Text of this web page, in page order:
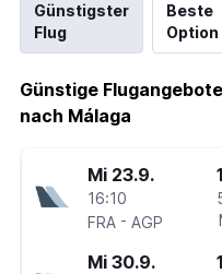
Günstigster
Flug
Beste
Option
Günstige
nach Málaga
Mi 23.9.
16:10
FRA - AGP
Mi 30.9.